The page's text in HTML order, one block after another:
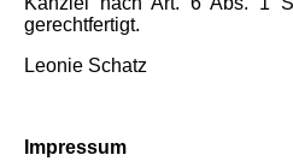
gerechtfertigt.
Leonie Schatz
Impressum